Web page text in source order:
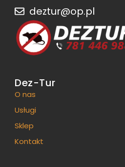
deztur@op.pl
Dez-Tur
O nas
Usługi
Sklep
Kontakt